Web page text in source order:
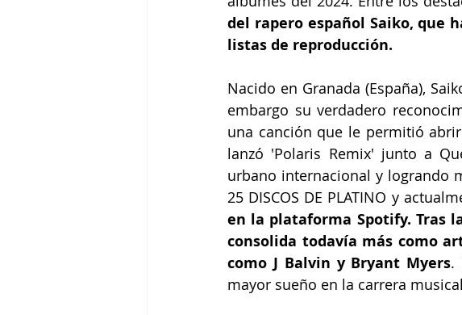
del rapero español Saiko, que
listas de reproducción.
Nacido en Granada (España),
embargo su verdadero
una canción que le permitió
lanzó 'Polaris Remix' junto a
urbano internacional y logrando
25 DISCOS DE PLATINO y
en la plataforma Spotify. Tras
consolida todavía más como
como J Balvin y Bryant Myers.
mayor sueño en la carrera